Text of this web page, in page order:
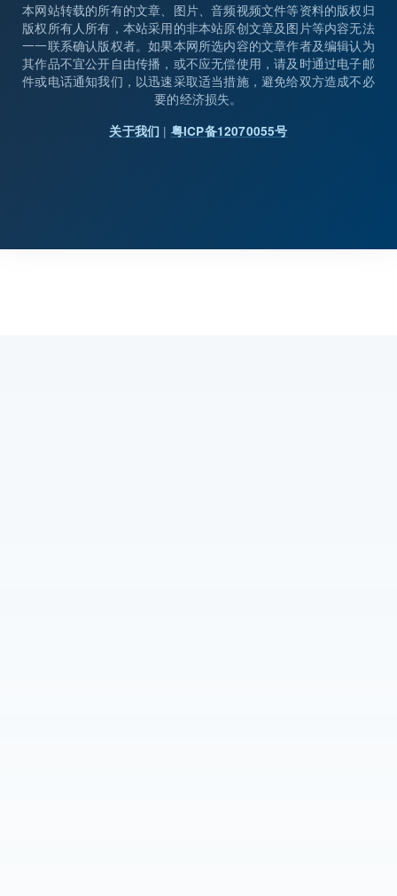
本网站转载的所有的文章、图片、音频视频文件等资料的版权归
版权所有人所有，本站采用的非本站原创文章及图片等内容无法
一一联系确认版权者。如果本网所选内容的文章作者及编辑认为
其作品不宜公开自由传播，或不应无偿使用，请及时通过电子邮
件或电话通知我们，以迅速采取适当措施，避免给双方造成不必
要的经济损失。
关于我们 | 粤ICP备12070055号